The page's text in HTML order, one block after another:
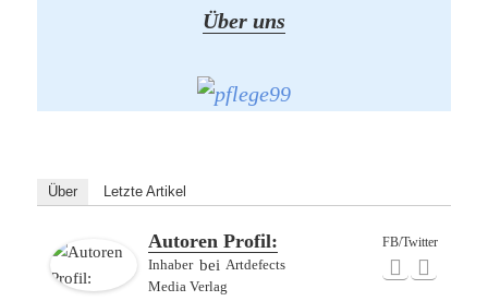
Über uns
Über Letzte Artikel
FB/Twitter
Autoren Profil:
Inhaberbei Artdefects
Media Verlag